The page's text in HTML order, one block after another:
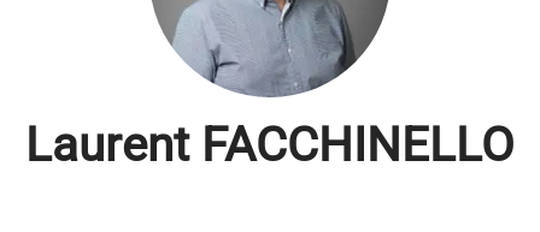
Laurent FACCHINELLO